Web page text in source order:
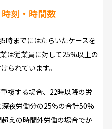
刻・時間数
時までにはたらいたケースを
は従業員に対して25%以上の
られています。
複する場合、22時以降の労
夜労働分の25％の合計50%
えの時間外労働の場合でか